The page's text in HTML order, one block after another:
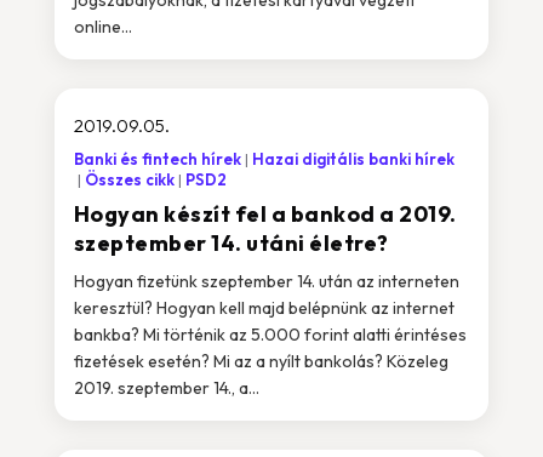
online...
Hogyan készít fel a bankod a 2019.
szeptember 14. utáni életre?
2019.09.05.
Banki és fintech hírek
Hazai digitális banki hírek
Összes cikk
PSD2
Hogyan fizetünk szeptember 14. után az interneten
keresztül? Hogyan kell majd belépnünk az internet
bankba? Mi történik az 5.000 forint alatti érintéses
fizetések esetén? Mi az a nyílt bankolás? Közeleg
2019. szeptember 14., a...